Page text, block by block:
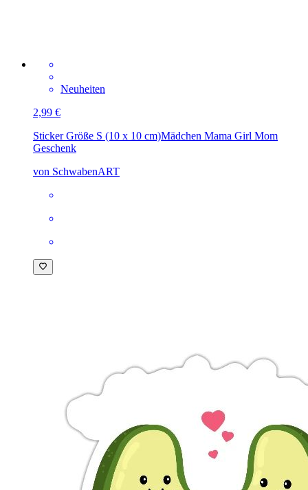
Neuheiten
2,99 €
Sticker Größe S (10 x 10 cm)Mädchen Mama Girl Mom
Geschenk
von SchwabenART